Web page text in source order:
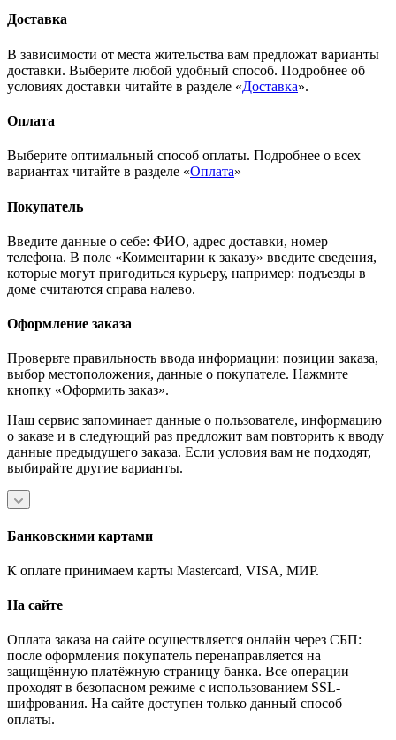
Доставка
В зависимости от места жительства вам предложат варианты
доставки. Выберите любой удобный способ. Подробнее об
условиях доставки читайте в разделе «Доставка».
Оплата
Выберите оптимальный способ оплаты. Подробнее о всех
вариантах читайте в разделе «Оплата»
Покупатель
Введите данные о себе: ФИО, адрес доставки, номер
телефона. В поле «Комментарии к заказу» введите сведения,
которые могут пригодиться курьеру, например: подъезды в
доме считаются справа налево.
Оформление заказа
Проверьте правильность ввода информации: позиции заказа,
выбор местоположения, данные о покупателе. Нажмите
кнопку «Оформить заказ».
Наш сервис запоминает данные о пользователе, информацию
о заказе и в следующий раз предложит вам повторить к вводу
данные предыдущего заказа. Если условия вам не подходят,
выбирайте другие варианты.
Банковскими картами
К оплате принимаем карты Mastercard, VISA, МИР.
На сайте
Оплата заказа на сайте осуществляется онлайн через СБП:
после оформления покупатель перенаправляется на
защищённую платёжную страницу банка. Все операции
проходят в безопасном режиме с использованием SSL-
шифрования. На сайте доступен только данный способ
оплаты.